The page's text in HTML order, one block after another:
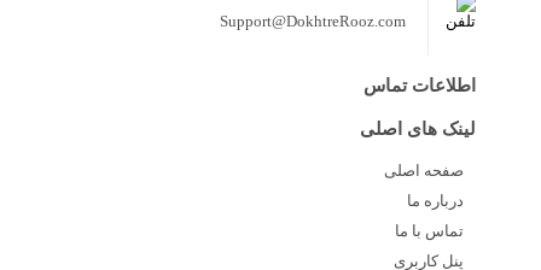
Support@DokhtreRooz.com
اطلاعات تماس
لینک های اصلی
صفحه اصلی
درباره ما
تماس با ما
پنل کاربری